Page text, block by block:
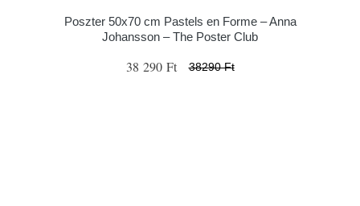
Poszter 50x70 cm Pastels en Forme – Anna
Johansson – The Poster Club
38 290 Ft 38290 Ft